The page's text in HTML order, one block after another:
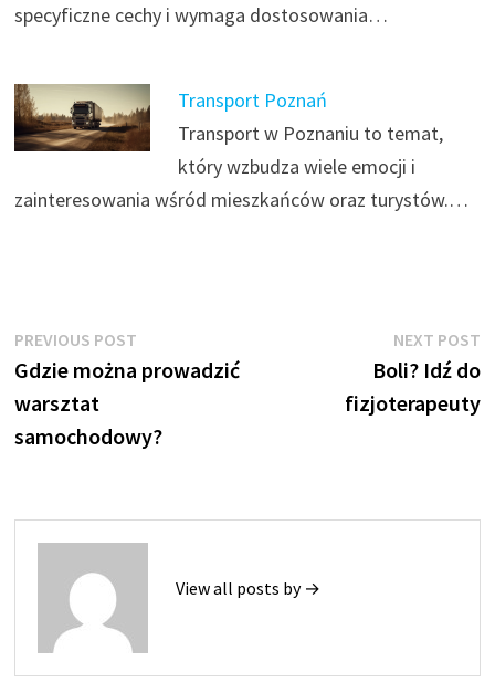
specyficzne cechy i wymaga dostosowania…
Transport Poznań
Transport w Poznaniu to temat,
który wzbudza wiele emocji i
zainteresowania wśród mieszkańców oraz turystów.…
Nawigacja
wpisu
PREVIOUS POSTPrevious
post:
Gdzie można prowadzić
warsztat
samochodowy?
NEXT POST
Boli? Idź do
fizjoterapeuty
View all posts by →